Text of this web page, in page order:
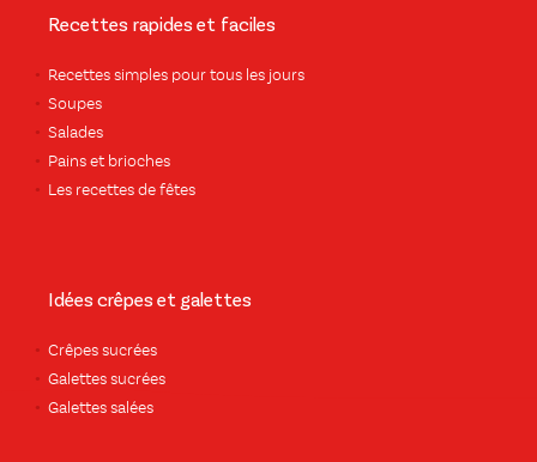
Recettes rapides et faciles
Recettes simples pour tous les jours
Soupes
Salades
Pains et brioches
Les recettes de fêtes
Idées crêpes et galettes
Crêpes sucrées
Galettes sucrées
Galettes salées